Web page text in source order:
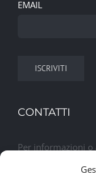
EMAIL
CONTATTI
Per informazioni o
messaggio.